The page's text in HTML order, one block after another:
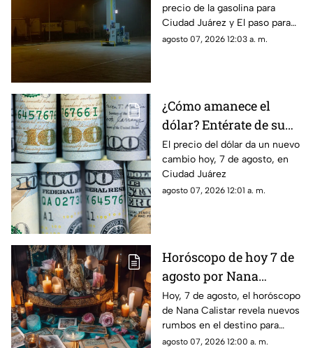
Juárez y El Paso
precio de la gasolina para
Ciudad Juárez y El paso para
hoy, 7 de agosto
agosto 07, 2026 12:03 a. m.
¿Cómo amanece el
dólar? Entérate de su
precio hoy, 7 de agosto,
en Ciudad Juárez
El precio del dólar da un nuevo
cambio hoy, 7 de agosto, en
Ciudad Juárez
agosto 07, 2026 12:01 a. m.
Horóscopo de hoy 7 de
agosto por Nana
Calistar: Este será tu
mejor beneficio
Hoy, 7 de agosto, el horóscopo
de Nana Calistar revela nuevos
rumbos en el destino para
estos signos
agosto 07, 2026 12:00 a. m.